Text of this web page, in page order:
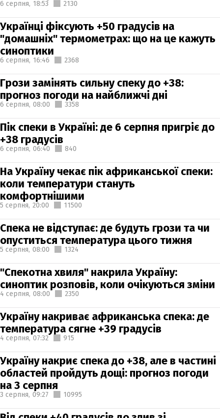
6 серпня, 18:53 2130
Українці фіксують +50 градусів на
"домашніх" термометрах: що на це кажуть
синоптики
6 серпня, 16:46 2368
Грози замінять сильну спеку до +38:
прогноз погоди на найближчі дні
6 серпня, 08:00 3358
Пік спеки в Україні: де 6 серпня пригріє до
+38 градусів
6 серпня, 06:40 840
На Україну чекає пік африканської спеки:
коли температури стануть
комфортнішими
5 серпня, 20:00 11500
Спека не відступає: де будуть грози та чи
опуститься температура цього тижня
5 серпня, 08:00 1324
"Спекотна хвиля" накрила Україну:
синоптик розповів, коли очікуються зміни
4 серпня, 08:00 2350
Україну накриває африканська спека: де
температура сягне +39 градусів
4 серпня, 07:32 915
Україну накриє спека до +38, але в частині
областей пройдуть дощі: прогноз погоди
на 3 серпня
3 серпня, 09:27 10995